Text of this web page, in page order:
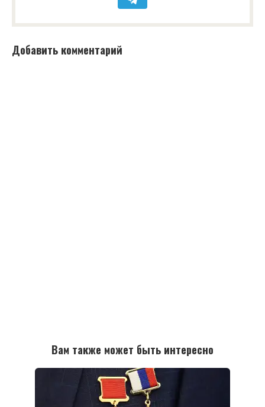
Добавить комментарий
Вам также может быть интересно